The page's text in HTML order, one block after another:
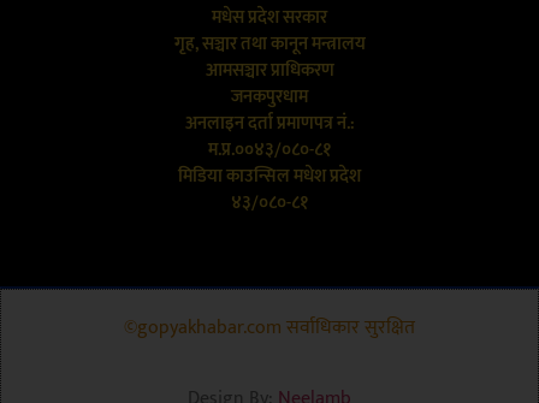
मधेस प्रदेश सरकार
गृह, सञ्चार तथा कानून मन्त्रालय
आमसञ्चार प्राधिकरण
जनकपुरधाम
अनलाइन दर्ता प्रमाणपत्र नं.:
म.प्र.००४३/०८०-८१
मिडिया काउन्सिल मधेश प्रदेश
४३/०८०-८१
©gopyakhabar.com सर्वाधिकार सुरक्षित